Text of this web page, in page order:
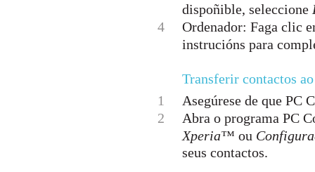
dispoñible, seleccione
4
Ordenador: Faga clic
instrucións para
Transferir contactos
1
Asegúrese de que PC
2
Abra o programa PC
Xperia™ ou
seus contactos.